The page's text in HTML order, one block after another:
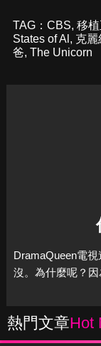
TAG： CBS, 移
States of Al , 克麗
爸, The Unicorn
DramaQueen電
沒。為什麼呢？因
熱門文章Hot